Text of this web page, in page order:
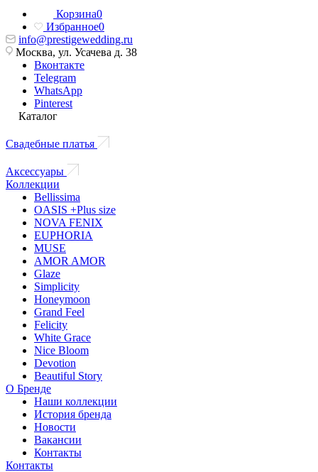
Корзина0
Избранное0
info@prestigewedding.ru
Москва, ул. Усачева д. 38
Вконтакте
Telegram
WhatsApp
Pinterest
Каталог
Свадебные платья
Аксессуары
Коллекции
Bellissima
OASIS +Plus size
NOVA FENIX
EUPHORIA
MUSE
AMOR AMOR
Glaze
Simplicity
Honeymoon
Grand Feel
Felicity
White Grace
Nice Bloom
Devotion
Beautiful Story
О Бренде
Наши коллекции
История бренда
Новости
Вакансии
Контакты
Контакты